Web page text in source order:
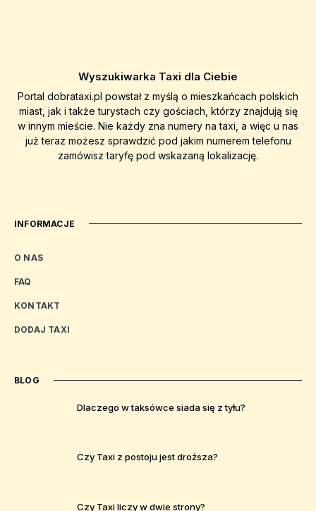
Wyszukiwarka Taxi dla Ciebie
Portal dobrataxi.pl powstał z myślą o mieszkańcach polskich
miast, jak i także turystach czy gościach, którzy znajdują się
w innym mieście. Nie każdy zna numery na taxi, a więc u nas
już teraz możesz sprawdzić pod jakim numerem telefonu
zamówisz taryfę pod wskazaną lokalizację.
INFORMACJE
O NAS
FAQ
KONTAKT
DODAJ TAXI
BLOG
Dlaczego w taksówce siada się z tyłu?
Czy Taxi z postoju jest droższa?
Czy Taxi liczy w dwie strony?